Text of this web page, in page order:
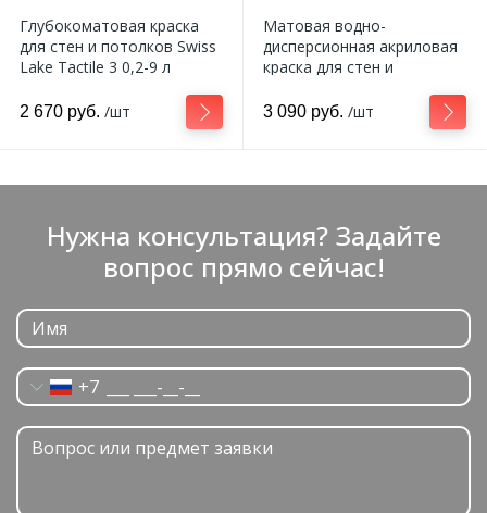
Глубокоматовая краска
для стен и потолков Swiss
Lake Tactile 3 0,2-9 л
2 670 руб. /шт
Матовая водно-
дисперсионная акриловая
краска для стен и
Comfort 7 0,2-9 л
3 090 руб. /шт
Нужна консультация? Задайте
вопрос прямо сейчас!
+7